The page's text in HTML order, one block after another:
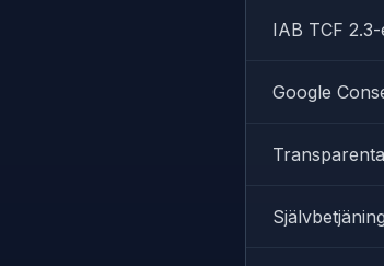
IAB TCF
Google